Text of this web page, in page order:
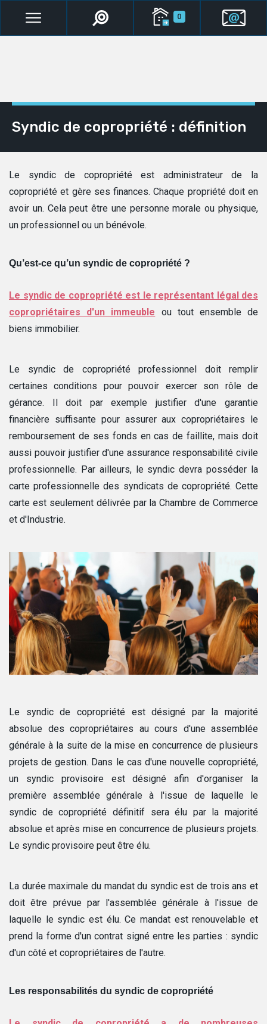
0
Syndic de copropriété : définition
Le syndic de copropriété est administrateur de la
copropriété et gère ses finances. Chaque propriété doit en
avoir un. Cela peut être une personne morale ou physique,
un professionnel ou un bénévole.
Qu’est-ce qu’un syndic de copropriété ?
Le syndic de copropriété est le représentant légal des
copropriétaires d'un immeuble ou tout ensemble de
biens immobilier.
Le syndic de copropriété professionnel doit remplir
certaines conditions pour pouvoir exercer son rôle de
gérance. Il doit par exemple justifier d'une garantie
financière suffisante pour assurer aux copropriétaires le
remboursement de ses fonds en cas de faillite, mais doit
aussi pouvoir justifier d'une assurance responsabilité civile
professionnelle. Par ailleurs, le syndic devra posséder la
carte professionnelle des syndicats de copropriété. Cette
carte est seulement délivrée par la Chambre de Commerce
et d'Industrie.
Le syndic de copropriété est désigné par la majorité
absolue des copropriétaires au cours d'une assemblée
générale à la suite de la mise en concurrence de plusieurs
projets de gestion. Dans le cas d'une nouvelle copropriété,
un syndic provisoire est désigné afin d'organiser la
première assemblée générale à l'issue de laquelle le
syndic de copropriété définitif sera élu par la majorité
absolue et après mise en concurrence de plusieurs projets.
Le syndic provisoire peut être élu.
La durée maximale du mandat du syndic est de trois ans et
doit être prévue par l'assemblée générale à l'issue de
laquelle le syndic est élu. Ce mandat est renouvelable et
prend la forme d'un contrat signé entre les parties : syndic
d'un côté et copropriétaires de l'autre.
Les responsabilités du syndic de copropriété